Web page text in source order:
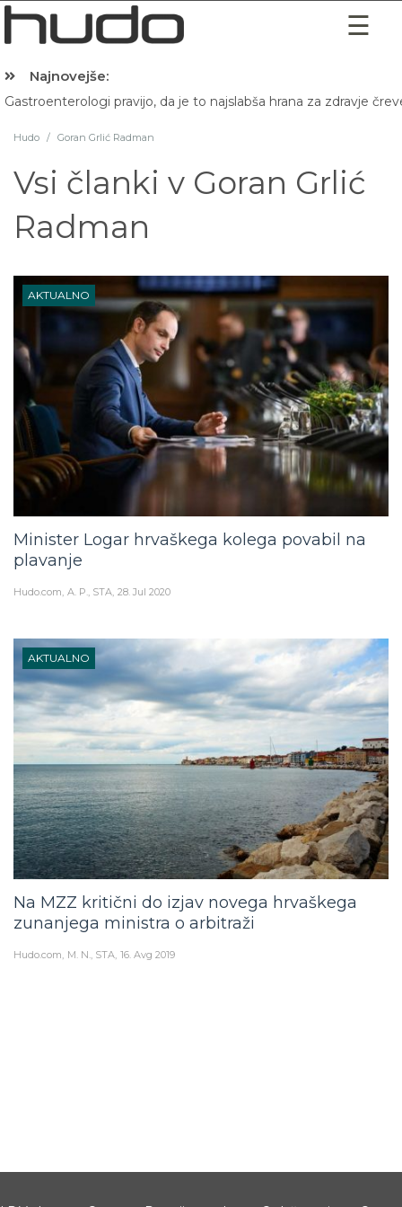
Najnovejše:
Gastroenterologi pravijo, da je to najslabša hrana za zdravje
Hudo / Goran Grlić Radman
Vsi članki v Goran Grlić
Radman
AKTUALNO
Minister Logar hrvaškega kolega povabil na
plavanje
Hudo.com A. P., STA 28. Jul 2020
AKTUALNO
Na MZZ kritični do izjav novega hrvaškega
zunanjega ministra o arbitraži
Hudo.com M. N., STA 16. Avg 2019